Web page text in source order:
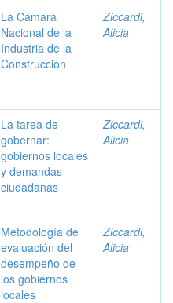
La Cámara
Nacional de la
Industria de la
Construcción
Ziccardi,
Alicia
La tarea de
gobernar:
gobiernos locales
y demandas
ciudadanas
Ziccardi,
Alicia
Metodología de
evaluación del
desempeño de
los gobiernos
locales
Ziccardi,
Alicia